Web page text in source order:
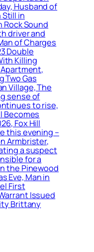
Husband of
Still in
Sound
driver and
of Charges
Double
Killing
Two Gas
Village, The
sense of
to rise,
Becomes
Fox Hill
this evening –
Armbrister,
a suspect
for a
the Pinewood
Eve, Man in
First
Issued
Brittany